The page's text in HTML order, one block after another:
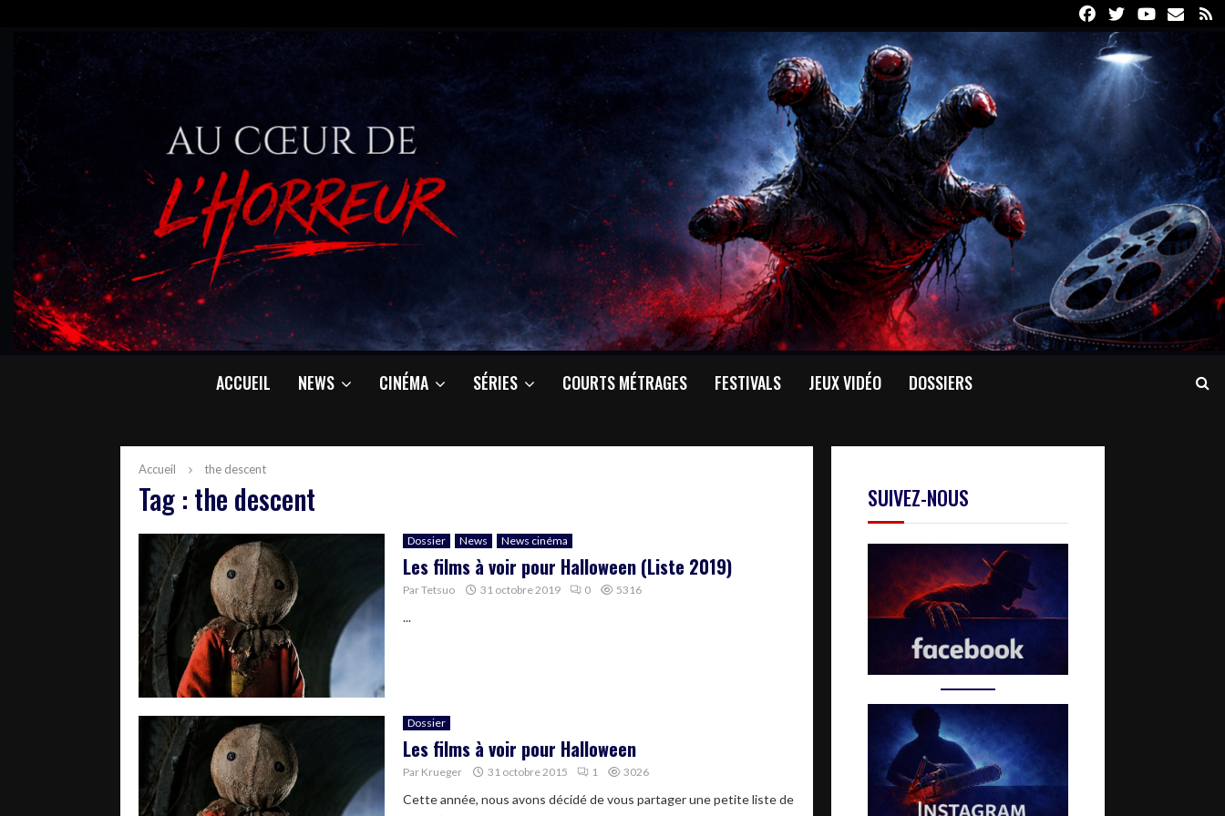
FacebookTwitterYoutube
Email
ACCUEIL NEWS CINÉMA SÉRIES COURTS MÉTRAGES FESTIVALS JEUX VIDÉO DOSSIERS
Accueil the descent
Tag : the descent
Dossier News News cinéma
Les films à voir pour Halloween (Liste 2019)
ParTetsuo 31 octobre 2019 0 5316
...
Dossier
Les films à voir pour Halloween
Par Krueger 31 octobre 2015 1 3026
Cette année, nous avons décidé de vous partager une petite liste de
SUIVEZ-NOUS